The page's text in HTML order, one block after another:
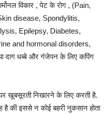
विकार , पेट के रोग , (Pain,
disease, Spondylitis,
Epilepsy, Diabetes,
and hormonal disorders,
दाग धब्बे और गंजेपन के लिए कपिंग
खूबसूरती निखारने के लिए करती है.
है की इससे न कोई बहरी नुकसान होता